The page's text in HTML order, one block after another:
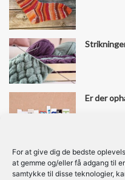
For at give dig de bedste
at gemme og/eller få adgang til
samtykke til disse teknologier,
Er der
Find os her